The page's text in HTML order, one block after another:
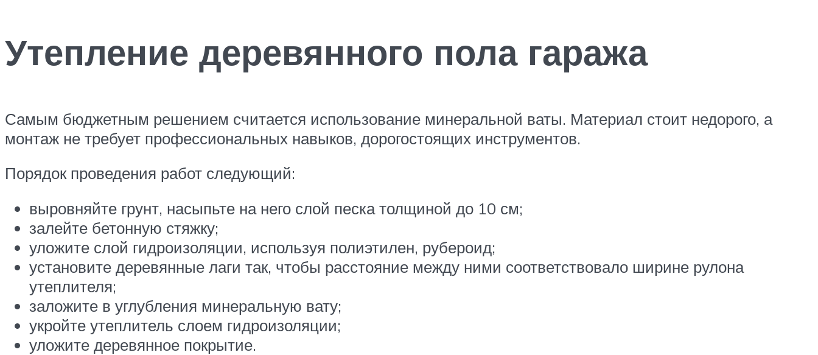
Утепление деревянного пола гаража
Самым бюджетным решением считается использование минеральной ваты. Материал стоит недорого, а
монтаж не требует профессиональных навыков, дорогостоящих инструментов.
Порядок проведения работ следующий:
выровняйте грунт, насыпьте на него слой песка толщиной до 10 см;
залейте бетонную стяжку;
уложите слой гидроизоляции, используя полиэтилен, рубероид;
установите деревянные лаги так, чтобы расстояние между ними соответствовало ширине рулона
утеплителя;
заложите в углубления минеральную вату;
укройте утеплитель слоем гидроизоляции;
уложите деревянное покрытие.